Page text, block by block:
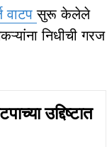
वाटपसुरू केलेले
निधीची गरज
उद्दिष्टात